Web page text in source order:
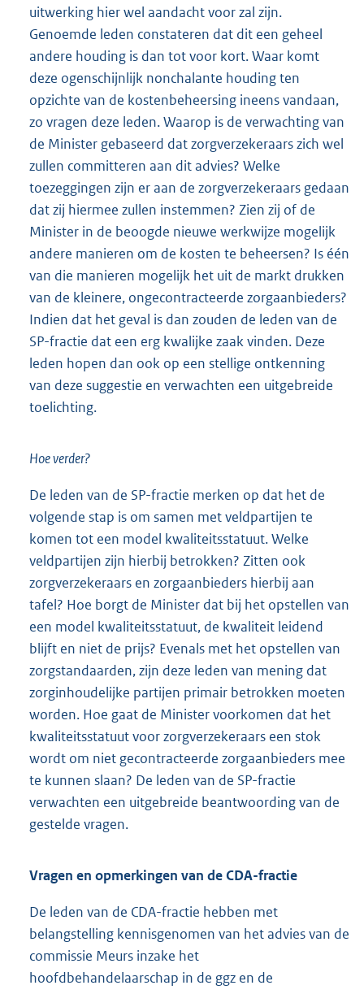
uitwerking hier wel aandacht voor zal zijn.
Genoemde leden constateren dat dit een geheel
andere houding is dan tot voor kort. Waar komt
deze ogenschijnlijk nonchalante houding ten
opzichte van de kostenbeheersing ineens vandaan,
zo vragen deze leden. Waarop is de verwachting van
de Minister gebaseerd dat zorgverzekeraars zich wel
zullen committeren aan dit advies? Welke
toezeggingen zijn er aan de zorgverzekeraars gedaan
dat zij hiermee zullen instemmen? Zien zij of de
Minister in de beoogde nieuwe werkwijze mogelijk
andere manieren om de kosten te beheersen? Is één
van die manieren mogelijk het uit de markt drukken
van de kleinere, ongecontracteerde zorgaanbieders?
Indien dat het geval is dan zouden de leden van de
SP-fractie dat een erg kwalijke zaak vinden. Deze
leden hopen dan ook op een stellige ontkenning
van deze suggestie en verwachten een uitgebreide
toelichting.
Hoe verder?
De leden van de SP-fractie merken op dat het de
volgende stap is om samen met veldpartijen te
komen tot een model kwaliteitsstatuut. Welke
veldpartijen zijn hierbij betrokken? Zitten ook
zorgverzekeraars en zorgaanbieders hierbij aan
tafel? Hoe borgt de Minister dat bij het opstellen van
een model kwaliteitsstatuut, de kwaliteit leidend
blijft en niet de prijs? Evenals met het opstellen van
zorgstandaarden, zijn deze leden van mening dat
zorginhoudelijke partijen primair betrokken moeten
worden. Hoe gaat de Minister voorkomen dat het
kwaliteitsstatuut voor zorgverzekeraars een stok
wordt om niet gecontracteerde zorgaanbieders mee
te kunnen slaan? De leden van de SP-fractie
verwachten een uitgebreide beantwoording van de
gestelde vragen.
Vragen en opmerkingen van de CDA-fractie
De leden van de CDA-fractie hebben met
belangstelling kennisgenomen van het advies van de
commissie Meurs inzake het
hoofdbehandelaarschap in de ggz en de